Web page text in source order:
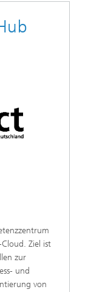
Ziel ist
zur
und
von